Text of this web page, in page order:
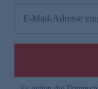
E-Mail-Adresse